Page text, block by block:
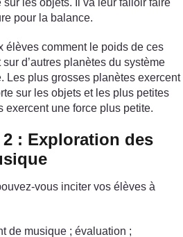
sur les objets. Il va leur falloir faire
pour la balance.
élèves comment le poids de ces
d’autres planètes du système
Les plus grosses planètes exercent
sur les objets et les plus petites
exercent une force plus petite.
: Exploration des
vous inciter vos élèves à
de musique ; évaluation ;